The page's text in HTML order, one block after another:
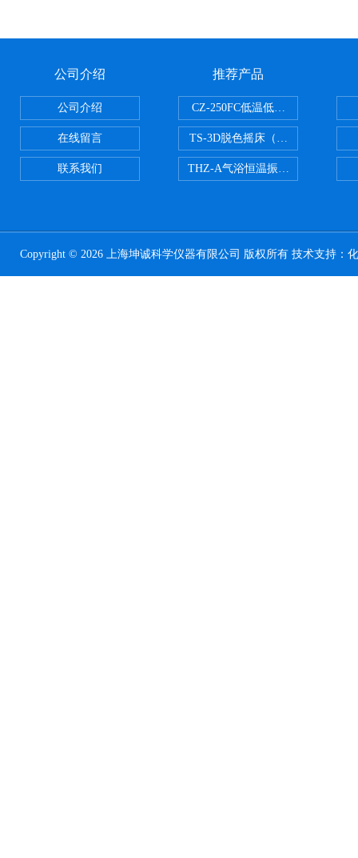
公司介绍
公司介绍
在线留言
联系我们
推荐产品
CZ-250FC低温低湿种子储藏柜
TS-3D脱色摇床（三维运动）
THZ-A气浴恒温振荡器
Copyright © 2026 上海坤诚科学仪器有限公司 版权所有 技术支持：